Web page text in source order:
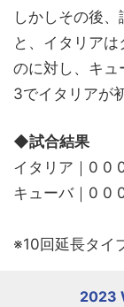
しかしその後
と、イタリア
のに対し、キ
3でイタリアが
◆試合結果
イタリア｜0 0
キューバ｜0 0
※10回延長タイ
2023